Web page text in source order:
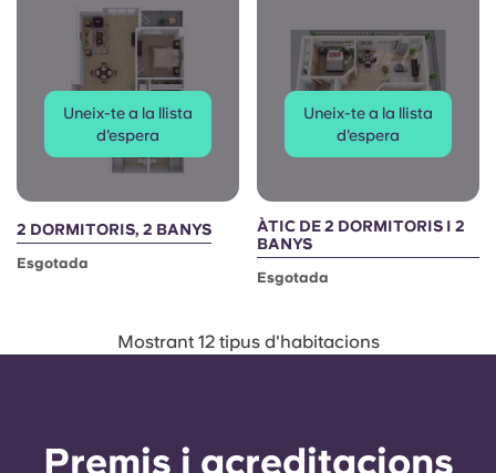
Uneix-te a la llista
d'espera
2 DORMITORIS, 2 BANYS
Esgotada
Uneix-te a la llista
d'espera
ÀTIC DE 2 DORMITORIS I 2
BANYS
Esgotada
Mostrant 12 tipus d'habitacions
Premis i acreditacions